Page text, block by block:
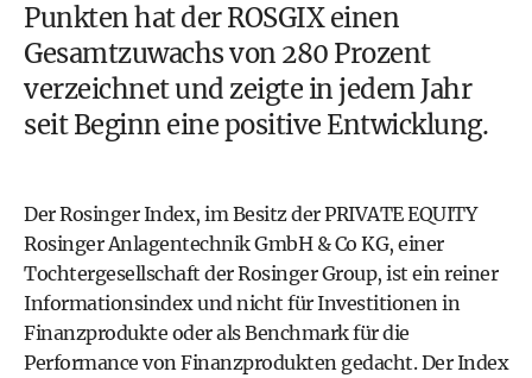
Punkten hat der ROSGIX einen
Gesamtzuwachs von 280 Prozent
verzeichnet und zeigte in jedem Jahr
seit Beginn eine positive Entwicklung.
Der Rosinger Index, im Besitz der PRIVATE EQUITY
Rosinger Anlagentechnik GmbH & Co KG, einer
Tochtergesellschaft der Rosinger Group, ist ein reiner
Informationsindex und nicht für Investitionen in
Finanzprodukte oder als Benchmark für die
Performance von Finanzprodukten gedacht. Der Index